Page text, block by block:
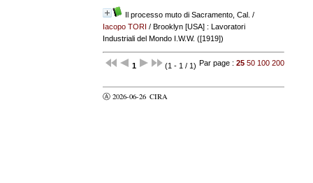
Il processo muto di Sacramento, Cal. /
Iacopo TORI / Brooklyn [USA] : Lavoratori
Industriali del Mondo I.W.W. ([1919])
1 (1 - 1 / 1) Par page : 25 50 100 200
Ⓐ 2026-06-26 CIRA